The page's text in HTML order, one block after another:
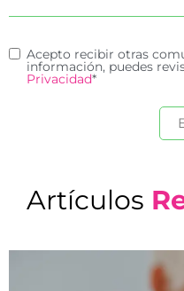
Acepto recibir otras
información, puedes
Privacidad*
Artículos